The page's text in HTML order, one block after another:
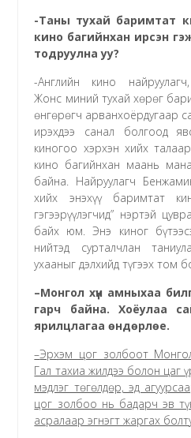
-Таны тухай баримтат
кино багийнхан ирсэн
тодруулна уу?
-Английн кино
Жонс миний тухай хөрөг
өнгөрөгч арванхоёрдугаар
ирэхдээ санал болгоод
киногоо хэрхэн хийх
кино багийнхан маань
байна. Найруулагч
хийх энэхүү баримтат
гэгээрүүлэгчид” нэртэй
байх юм. Энэ киног
нийтэд сурталчлан
ухааныг дэлхийд түгээх том
–Монгол хүн амныхаа
гарч байна. Хоёулаа
ярилцлагаа өндөрлөе.
–Эрхэм цог золбоот
Гал тахиа жилдээ болон цаг
мэдлэг төгөлдөр, эд
цог золбоо нь бадарч эв
асралаар эгнэгт жаргах